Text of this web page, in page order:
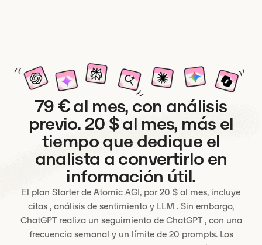
79 € al mes, con análisis
previo. 20 $ al mes, más el
tiempo que dedique el
analista a convertirlo en
información útil.
El plan Starter de Atomic AGI, por 20 $ al mes, incluye
citas , análisis de sentimiento y LLM . Sin embargo,
ChatGPT realiza un seguimiento de ChatGPT , con una
frecuencia semanal y un límite de 20 prompts. Los